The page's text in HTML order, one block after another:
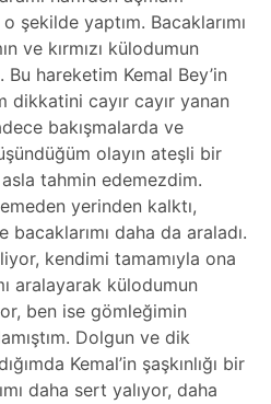
şekilde yaptım. Bacaklarımı
ve kırmızı külodumun
Bu hareketim Kemal Bey’in
dikkatini cayır cayır yanan
bakışmalarda ve
olayın ateşli bir
tahmin edemezdim.
yerinden kalktı,
daha da araladı.
kendimi tamamıyla ona
aralayarak külodumun
ben ise gömleğimin
Dolgun ve dik
Kemal’in şaşkınlığı bir
daha sert yalıyor, daha